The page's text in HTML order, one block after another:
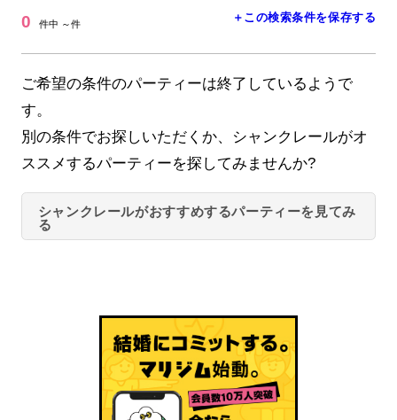
0 件中 ～件 ＋この検索条件を保存する
ご希望の条件のパーティーは終了しているようで
す。
別の条件でお探しいただくか、シャンクレールがオ
ススメするパーティーを探してみませんか?
シャンクレールがおすすめするパーティーを見てみ
る